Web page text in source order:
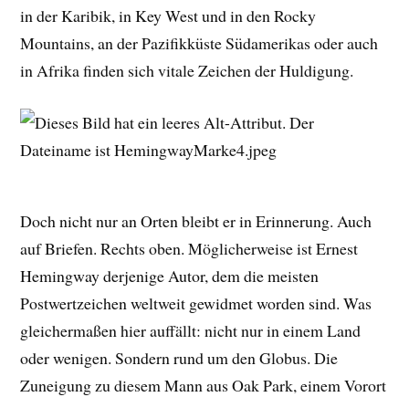
in der Karibik, in Key West und in den Rocky
Mountains, an der Pazifikküste Südamerikas oder auch
in Afrika finden sich vitale Zeichen der Huldigung.
Doch nicht nur an Orten bleibt er in Erinnerung. Auch
auf Briefen. Rechts oben. Möglicherweise ist Ernest
Hemingway derjenige Autor, dem die meisten
Postwertzeichen weltweit gewidmet worden sind. Was
gleichermaßen hier auffällt: nicht nur in einem Land
oder wenigen. Sondern rund um den Globus. Die
Zuneigung zu diesem Mann aus Oak Park, einem Vorort